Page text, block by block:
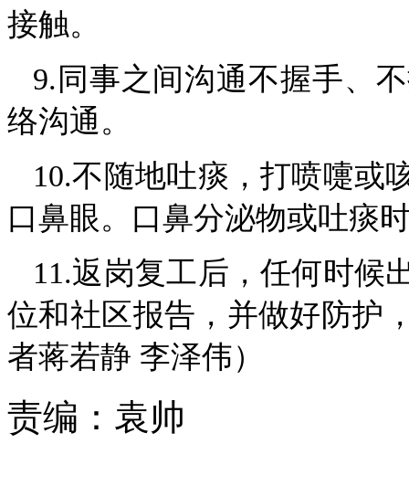
接触。
9.同事之间沟通不握手、
络沟通。
10.不随地吐痰，打喷嚏或
口鼻眼。口鼻分泌物或吐痰
11.返岗复工后，任何时候
位和社区报告，并做好防护
者蒋若静 李泽伟）
责编： 袁帅